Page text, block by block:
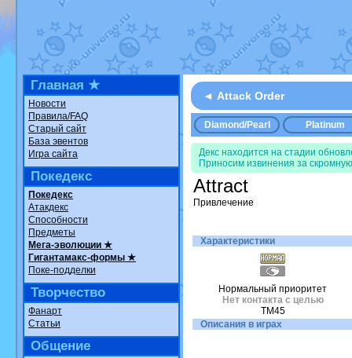
ilovearceus
Raging Boltот GraceDaFox
в
Shadow mismagiusот
в
художник
отvicavica в фанарте.
Главная ★
Новости
Правила/FAQ
Старый сайт
База эвентов
Игра сайта
Покедекс
Покедекс
Атакдекс
Способности
Предметы
Мега-эволюции ★
Гигантамакс-формы ★
Поке-подделки
Творчество
Фанарт
Статьи
Общение
◄ Attack Order
Diamond/Pearl Platinum
Декс находится на стадии
Приносим извинения за
Attract
Привлечение
Характеристики
Нормальный приоритет
Нет контакта с целью
TM45
Описания в играх